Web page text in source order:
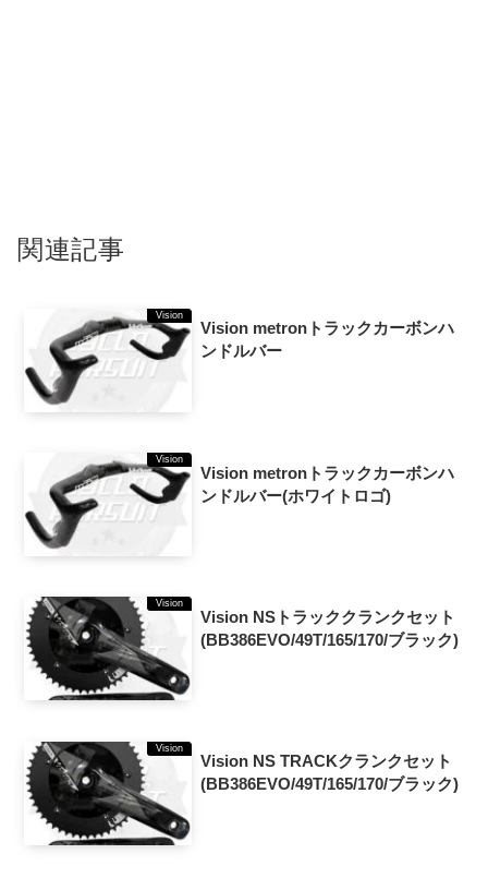
関連記事
Vision
Vision metronトラックカーボンハ
ンドルバー
Vision
Vision metronトラックカーボンハ
ンドルバー(ホワイトロゴ)
Vision
Vision NSトラッククランクセット
(BB386EVO/49T/165/170/ブラック)
Vision
Vision NS TRACKクランクセット
(BB386EVO/49T/165/170/ブラック)